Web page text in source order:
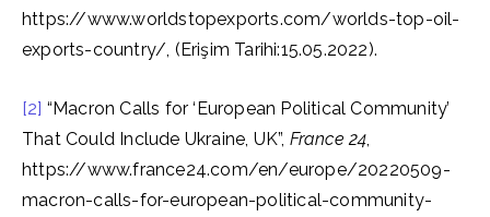
https://www.worldstopexports.com/worlds-top-oil-
exports-country/, (Erişim Tarihi:15.05.2022).
[2] “Macron Calls for ‘European Political Community’
That Could Include Ukraine, UK”, France 24,
https://www.france24.com/en/europe/20220509-
macron-calls-for-european-political-community-